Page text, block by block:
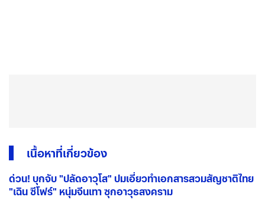
เนื้อหาที่เกี่ยวข้อง
ด่วน! บุกจับ "ปลัดอาวุโส" ปมเอี่ยวทำเอกสารสวมสัญชาติไทย
"เฉิน ซีโฟร์" หนุ่มจีนเทา ซุกอาวุธสงคราม